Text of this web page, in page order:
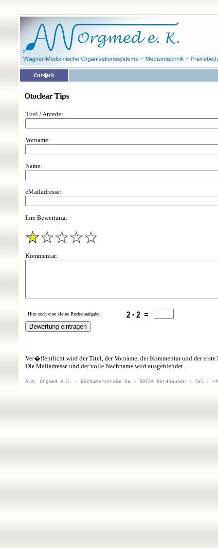
Zur�ck
Otoclear Tips
Titel / Anrede:
Vorname:
Name:
eMailadresse:
Ihre Bewertung:
Kommentar:
Hier noch eine kleine Rechenaufgabe:
Ver�ffentlicht wird der Titel, der Vorname, der Kommentar und der erste
Die Mailadresse und der volle Nachname wird ausgeblendet.
A.N. Orgmed e.K. - Bochumerstraße 3a - 99734 Nordhausen - Tel.: